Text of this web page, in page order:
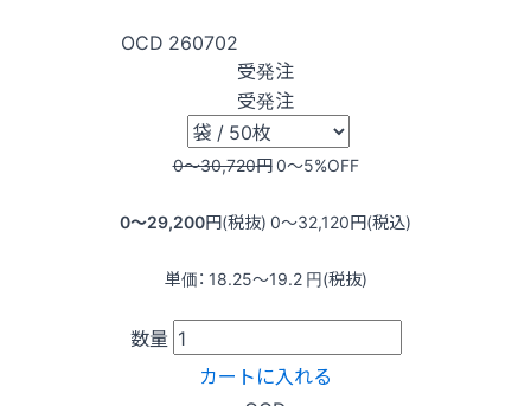
OCD 260702
受発注
受発注
0〜30,720円0〜5%OFF
0〜29,200円(税抜) 0〜32,120円(税込)
単価： 18.25〜19.2 円(税抜)
数量
カートに入れる